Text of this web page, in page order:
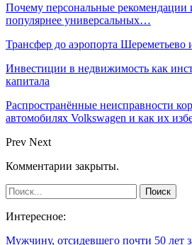
Почему персональные рекомендации
популярнее универсальных…
Трансфер до аэропорта Шереметьево
Инвестиции в недвижимость как
капитала
Распространённые неисправности
автомобилях Volkswagen и как их
Prev Next
Комментарии закрыты.
Интересное:
Мужчину, отсидевшего почти 50 лет